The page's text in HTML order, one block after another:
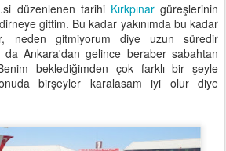
düzenlenen tarihi Kırkpınargüreşlerinin
gittim. Bu kadar yakınımda bu kadar
neden gitmiyorum diye uzun süredir
da Ankara'dan gelince beraber sabahtan
beklediğimden çok farklı bir şeyle
birşeyler karalasam iyi olur diye